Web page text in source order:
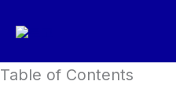
로
Table of Contents